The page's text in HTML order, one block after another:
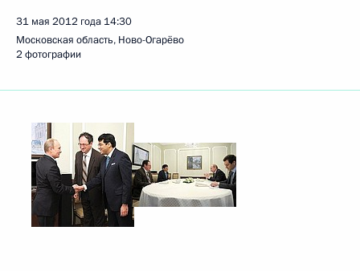
31 мая 2012 года 14:30
Московская область, Ново-Огарёво
2 фотографии